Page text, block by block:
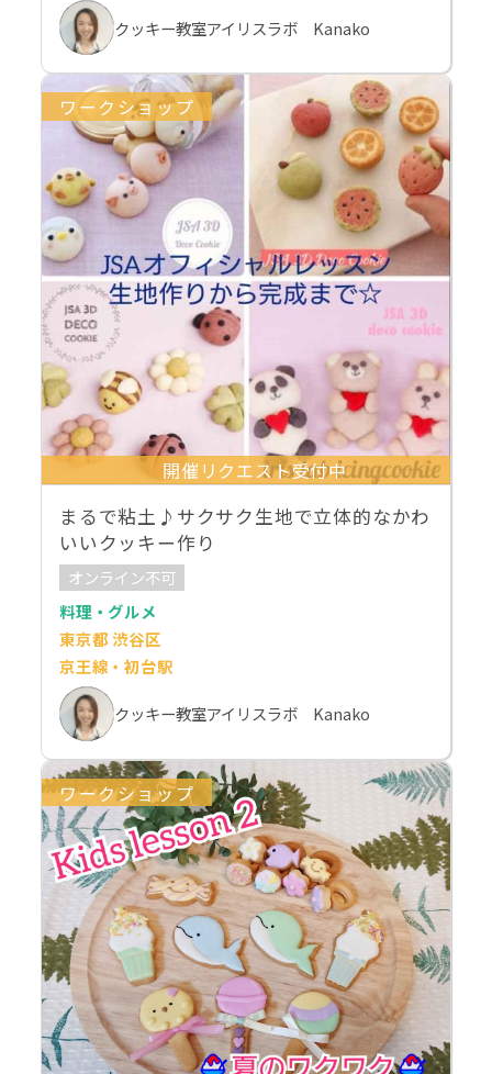
クッキー教室アイリスラボ Kanako
ワークショップ
開催リクエスト受付中
まるで粘土♪サクサク生地で立体的なかわ
いいクッキー作り
オンライン不可
料理・グルメ
東京都 渋谷区
京王線・初台駅
クッキー教室アイリスラボ Kanako
ワークショップ